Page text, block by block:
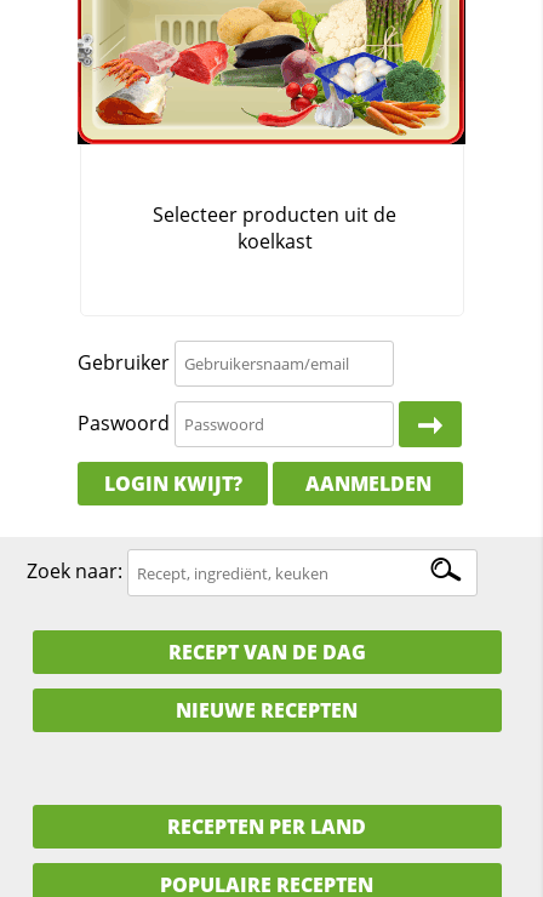
Gebruiker
Paswoord
LOGIN KWIJT? AANMELDEN
Zoek naar:
RECEPT VAN DE DAG
NIEUWE RECEPTEN
RECEPTEN PER LAND
POPULAIRE RECEPTEN